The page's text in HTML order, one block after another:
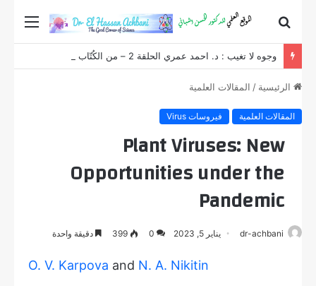
عن
الرئيسية / المقالات العلمية
المقالات العلمية فيروسات Virus
Plant Viruses: New
Opportunities under the
Pandemic
dr-achbani يناير 5, 2023 0
399 دقيقة واحدة
O. V. Karpova and N. A. Nikitin